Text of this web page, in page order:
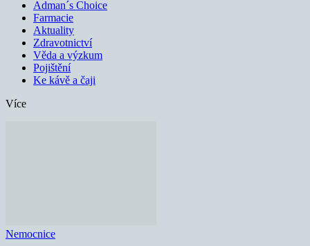
Adman´s Choice
Farmacie
Aktuality
Zdravotnictví
Věda a výzkum
Pojištění
Ke kávě a čaji
Více
Nemocnice